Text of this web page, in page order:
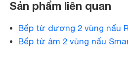
Sản phẩm liên quan
Bếp từ dương 2 vùng nấu
Bếp từ âm 2 vùng nấu